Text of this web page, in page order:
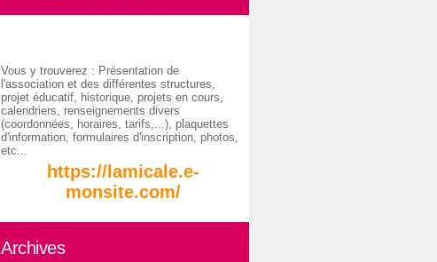
Vous y trouverez : Présentation de
l'association et des différentes structures,
projet éducatif, historique, projets en cours,
calendriers, renseignements divers
(coordonnées, horaires, tarifs,...), plaquettes
d'information, formulaires d'inscription, photos,
etc...
https://lamicale.e-
monsite.com/
Archives